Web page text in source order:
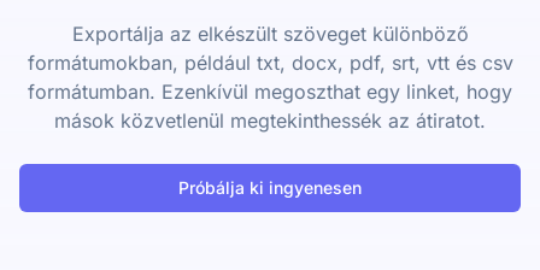
Exportálja az elkészült szöveget különböző
formátumokban, például txt, docx, pdf, srt, vtt és csv
formátumban. Ezenkívül megoszthat egy linket, hogy
mások közvetlenül megtekinthessék az átiratot.
Próbálja ki ingyenesen